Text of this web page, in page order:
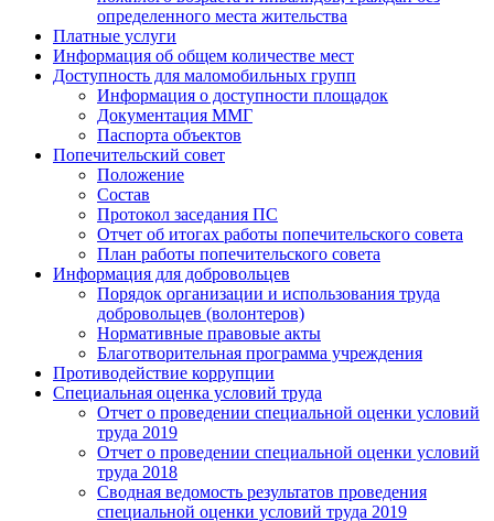
определенного места жительства
Платные услуги
Информация об общем количестве мест
Доступность для маломобильных групп
Информация о доступности площадок
Документация ММГ
Паспорта объектов
Попечительский совет
Положение
Состав
Протокол заседания ПС
Отчет об итогах работы попечительского совета
План работы попечительского совета
Информация для добровольцев
Порядок организации и использования труда
добровольцев (волонтеров)
Нормативные правовые акты
Благотворительная программа учреждения
Противодействие коррупции
Специальная оценка условий труда
Отчет о проведении специальной оценки условий
труда 2019
Отчет о проведении специальной оценки условий
труда 2018
Сводная ведомость результатов проведения
специальной оценки условий труда 2019